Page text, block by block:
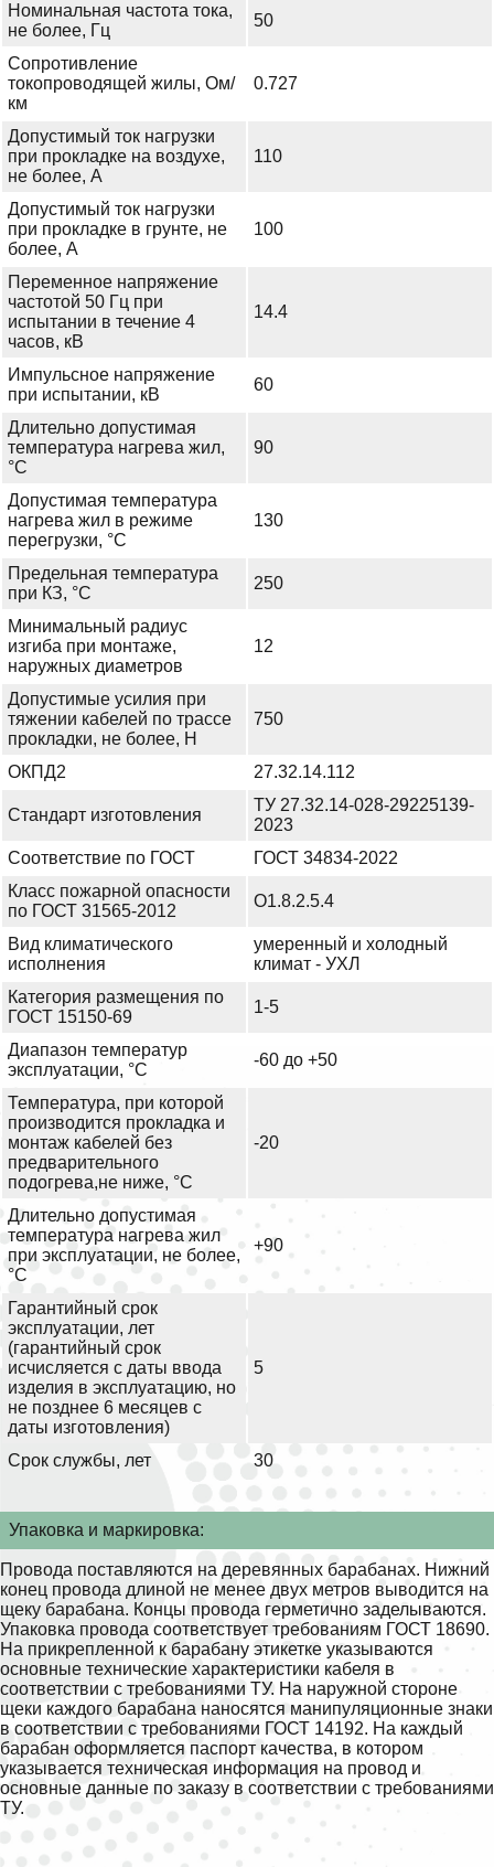
Номинальная частота тока,
не более, Гц
50
Сопротивление
токопроводящей жилы, Ом/
км
0.727
Допустимый ток нагрузки
при прокладке на воздухе,
не более, А
110
Допустимый ток нагрузки
при прокладке в грунте, не
более, А
100
Переменное напряжение
частотой 50 Гц при
испытании в течение 4
часов, кВ
14.4
Импульсное напряжение
при испытании, кВ
60
Длительно допустимая
температура нагрева жил,
°С
90
Допустимая температура
нагрева жил в режиме
перегрузки, °С
130
Предельная температура
при КЗ, °С
250
Минимальный радиус
изгиба при монтаже,
наружных диаметров
12
Допустимые усилия при
тяжении кабелей по трассе
прокладки, не более, Н
750
ОКПД2 27.32.14.112
Стандарт изготовления
ТУ 27.32.14-028-29225139-
2023
Соответствие по ГОСТ
ГОСТ 34834-2022
Класс пожарной опасности
по ГОСТ 31565-2012
О1.8.2.5.4
Вид климатического
исполнения
умеренный и холодный
климат - УХЛ
Категория размещения по
ГОСТ 15150-69
1-5
Диапазон температур
эксплуатации, °С
-60 до +50
Температура, при которой
производится прокладка и
монтаж кабелей без
предварительного
подогрева,не ниже, °С
-20
Длительно допустимая
температура нагрева жил
при эксплуатации, не более,
°С
+90
Гарантийный срок
эксплуатации, лет
(гарантийный срок
исчисляется с даты ввода
изделия в эксплуатацию, но
не позднее 6 месяцев с
даты изготовления)
5
Срок службы, лет 30
Упаковка и маркировка:
Провода поставляются на деревянных барабанах. Нижний
конец провода длиной не менее двух метров выводится на
щеку барабана. Концы провода герметично заделываются.
Упаковка провода соответствует требованиям ГОСТ 18690.
На прикрепленной к барабану этикетке указываются
основные технические характеристики кабеля в
соответствии с требованиями ТУ. На наружной стороне
щеки каждого барабана наносятся манипуляционные знаки
в соответствии с требованиями ГОСТ 14192. На каждый
барабан оформляется паспорт качества, в котором
указывается техническая информация на провод и
основные данные по заказу в соответствии с требованиями
ТУ.